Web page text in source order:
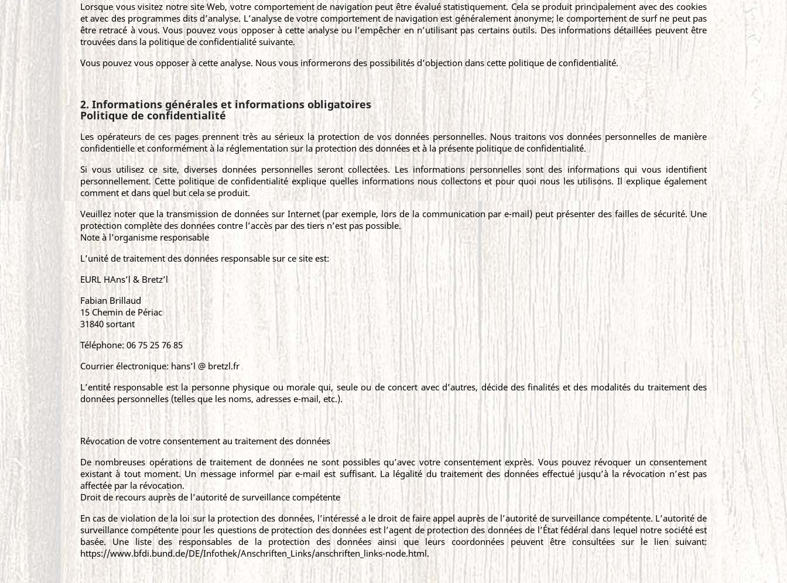
Lorsque vous visitez notre site Web, votre comportement de navigation peut être évalué statistiquement. Cela se produit principalement avec des cookies
et avec des programmes dits d’analyse. L’analyse de votre comportement de navigation est généralement anonyme; le comportement de surf ne peut pas
être retracé à vous. Vous pouvez vous opposer à cette analyse ou l’empêcher en n’utilisant pas certains outils. Des informations détaillées peuvent être
trouvées dans la politique de confidentialité suivante.
Vous pouvez vous opposer à cette analyse. Nous vous informerons des possibilités d’objection dans cette politique de confidentialité.
2. Informations générales et informations obligatoires
Politique de confidentialité
Les opérateurs de ces pages prennent très au sérieux la protection de vos données personnelles. Nous traitons vos données personnelles de manière
confidentielle et conformément à la réglementation sur la protection des données et à la présente politique de confidentialité.
Si vous utilisez ce site, diverses données personnelles seront collectées. Les informations personnelles sont des informations qui vous identifient
personnellement. Cette politique de confidentialité explique quelles informations nous collectons et pour quoi nous les utilisons. Il explique également
comment et dans quel but cela se produit.
Veuillez noter que la transmission de données sur Internet (par exemple, lors de la communication par e-mail) peut présenter des failles de sécurité. Une
protection complète des données contre l’accès par des tiers n’est pas possible.
Note à l’organisme responsable
L’unité de traitement des données responsable sur ce site est:
EURL HAns’l & Bretz’l
Fabian Brillaud
15 Chemin de Périac
31840 sortant
Téléphone: 06 75 25 76 85
Courrier électronique: hans’l @ bretzl.fr
L’entité responsable est la personne physique ou morale qui, seule ou de concert avec d’autres, décide des finalités et des modalités du traitement des
données personnelles (telles que les noms, adresses e-mail, etc.).
Révocation de votre consentement au traitement des données
De nombreuses opérations de traitement de données ne sont possibles qu’avec votre consentement exprès. Vous pouvez révoquer un consentement
existant à tout moment. Un message informel par e-mail est suffisant. La légalité du traitement des données effectué jusqu’à la révocation n’est pas
affectée par la révocation.
Droit de recours auprès de l’autorité de surveillance compétente
En cas de violation de la loi sur la protection des données, l’intéressé a le droit de faire appel auprès de l’autorité de surveillance compétente. L’autorité de
surveillance compétente pour les questions de protection des données est l’agent de protection des données de l’État fédéral dans lequel notre société est
basée. Une liste des responsables de la protection des données ainsi que leurs coordonnées peuvent être consultées sur le lien suivant:
https://www.bfdi.bund.de/DE/Infothek/Anschriften_Links/anschriften_links-node.html.